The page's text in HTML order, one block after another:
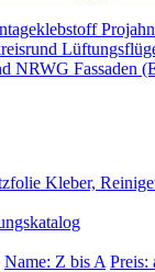
NRWG Fassaden
Kleber,
Name: Z bis A Preis: